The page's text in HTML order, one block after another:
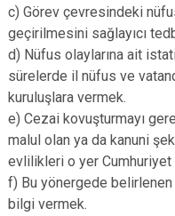
c) Görev çevresindeki
geçirilmesini sağlayıcı
d) Nüfus olaylarına ait
sürelerde il nüfus ve
kuruluşlara vermek.
e) Cezai kovuşturmayı
malul olan ya da kanuni
evlilikleri o yer Cumhuriyet
f) Bu yönergede
bilgi vermek.